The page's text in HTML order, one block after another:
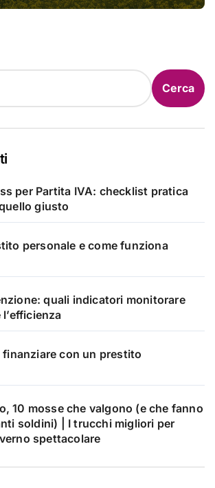
Cerca
per Partita IVA: checklist pratica
giusto
personale e come funziona
quali indicatori monitorare
con un prestito
10 mosse che valgono (e che fanno
soldini) | I trucchi migliori per
spettacolare